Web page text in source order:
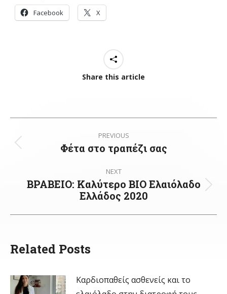
Facebook X
Share this article
navigation
PREVIOUS
Previous
Φέτα στο τραπέζι σας
NEXT
Next
post:
ΒΡΑΒΕΙΟ: Καλύτερο ΒΙΟ Ελαιόλαδο
Ελλάδος 2020
Related Posts
Καρδιοπαθείς ασθενείς και το